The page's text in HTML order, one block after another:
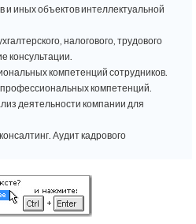
и иных объектов интеллектуальной
налогового, трудового
консультации.
компетенций сотрудников.
компетенций.
деятельности компании для
Аудит кадрового